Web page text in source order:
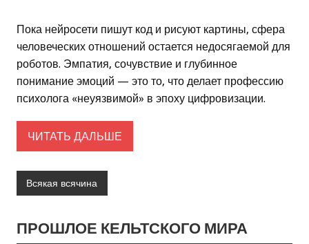
Пока нейросети пишут код и рисуют картины, сфера
человеческих отношений остается недосягаемой для
роботов. Эмпатия, сочувствие и глубинное
понимание эмоций — это то, что делает профессию
психолога «неуязвимой» в эпоху цифровизации.
ЧИТАТЬ ДАЛЬШЕ
Всякая всячина
ПРОШЛОЕ КЕЛЬТСКОГО МИРА